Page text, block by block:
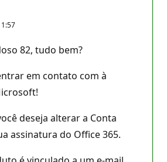
82, tudo bem?
em contato com à
deseja alterar a Conta
assinatura do Office 365.